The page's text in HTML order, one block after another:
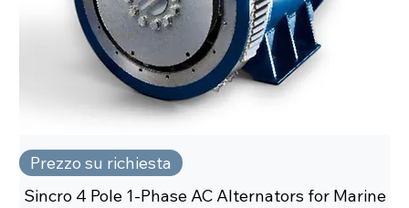
Prezzo su richiesta
Sincro 4 Pole 1-Phase AC Alternators for Marine